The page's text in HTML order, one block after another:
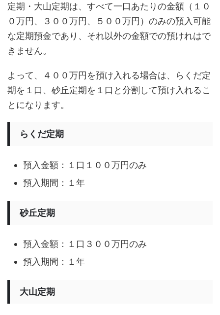
定期・大山定期は、すべて一口あたりの金額（１０
０万円、３００万円、５００万円）のみの預入可能
な定期預金であり、それ以外の金額での預けれはで
きません。
よって、４００万円を預け入れる場合は、らくだ定
期を１口、砂丘定期を１口と分割して預け入れるこ
とになります。
らくだ定期
預入金額：１口１００万円のみ
預入期間：１年
砂丘定期
預入金額：１口３００万円のみ
預入期間：１年
大山定期